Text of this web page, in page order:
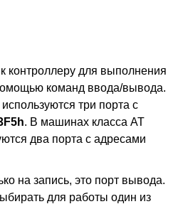
контроллеру для выполнения
команд ввода/вывода.
три порта с
. В машинах класса AT
два порта с адресами
на запись, это порт вывода.
для работы один из